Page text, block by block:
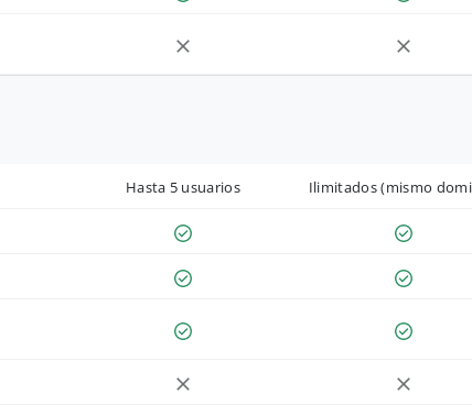
Hasta 5 usuarios Ilimitados (mismo